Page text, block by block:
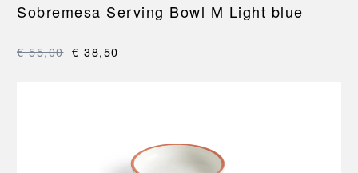
Sobremesa Serving Bowl M Light blue
€ 55,00 € 38,50